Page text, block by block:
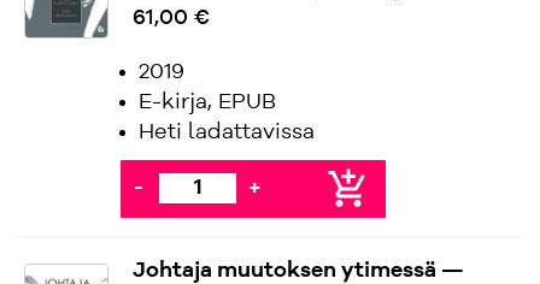
61,00 €
2019
E-kirja, EPUB
Heti ladattavissa
- + add_shopping_cart
Johtaja muutoksen ytimessä —